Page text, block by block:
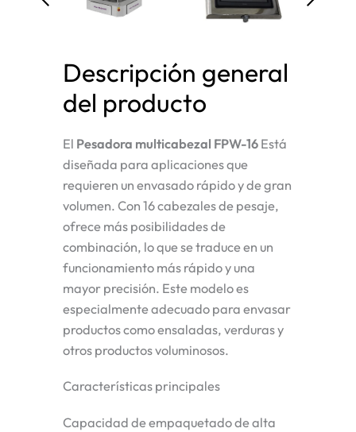
Descripción general
del producto
El Pesadora multicabezal FPW-16 Está
diseñada para aplicaciones que
requieren un envasado rápido y de gran
volumen. Con 16 cabezales de pesaje,
ofrece más posibilidades de
combinación, lo que se traduce en un
funcionamiento más rápido y una
mayor precisión. Este modelo es
especialmente adecuado para envasar
productos como ensaladas, verduras y
otros productos voluminosos.
Características principales
Capacidad de empaquetado de alta